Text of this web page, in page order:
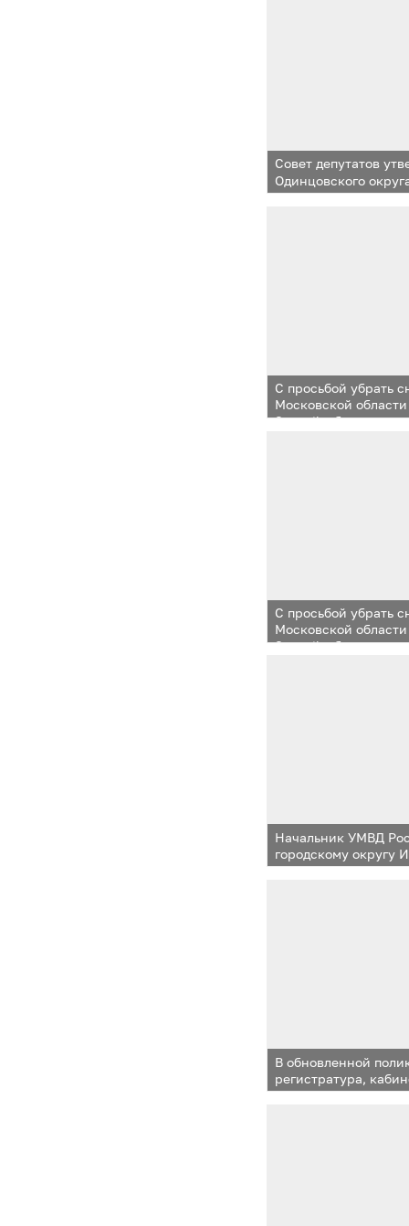
Совет депутатов
Одинцовского
и плановый период
С просьбой убрать
Московской
Sputnik обратились
С просьбой убрать
Московской
Sputnik обратились
Начальник УМВД
городскому округу
участие в
В обновленной
регистратура,
и педиатра